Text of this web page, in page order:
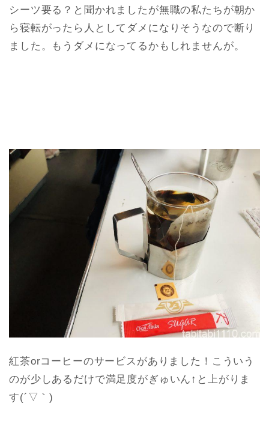
シーツ要る？と聞かれましたが無職の私たちが朝か
ら寝転がったら人としてダメになりそうなので断り
ました。もうダメになってるかもしれませんが。
紅茶orコーヒーのサービスがありました！こういう
のが少しあるだけで満足度がぎゅいん↑と上がりま
す(´▽｀)